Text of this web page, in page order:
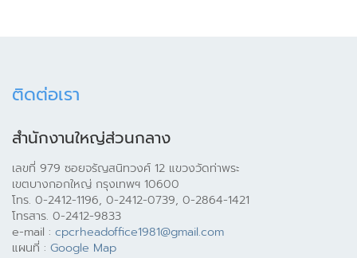
ติดต่อเรา
สำนักงานใหญ่ส่วนกลาง
เลขที่ 979 ซอยจรัญสนิทวงศ์ 12 แขวงวัดท่าพระ
เขตบางกอกใหญ่ กรุงเทพฯ 10600
โทร. 0-2412-1196, 0-2412-0739, 0-2864-1421
โทรสาร. 0-2412-9833
e-mail : cpcrheadoffice1981@gmail.com
แผนที่ : Google Map